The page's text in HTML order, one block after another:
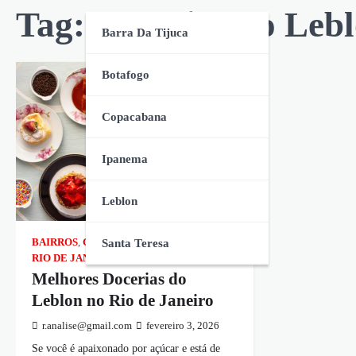
Barra Da Tijuca
Botafogo
Copacabana
Ipanema
Leblon
Santa Teresa
Tag: Docerias no
BAIRROS GASTRONOMIA,LEBLON
RIO DE JANEIRO
Melhores Docerias do
Leblon no Rio de Janeiro
r.analise@gmail.com fevereiro 3, 2026
Se você é apaixonado por açúcar e está de